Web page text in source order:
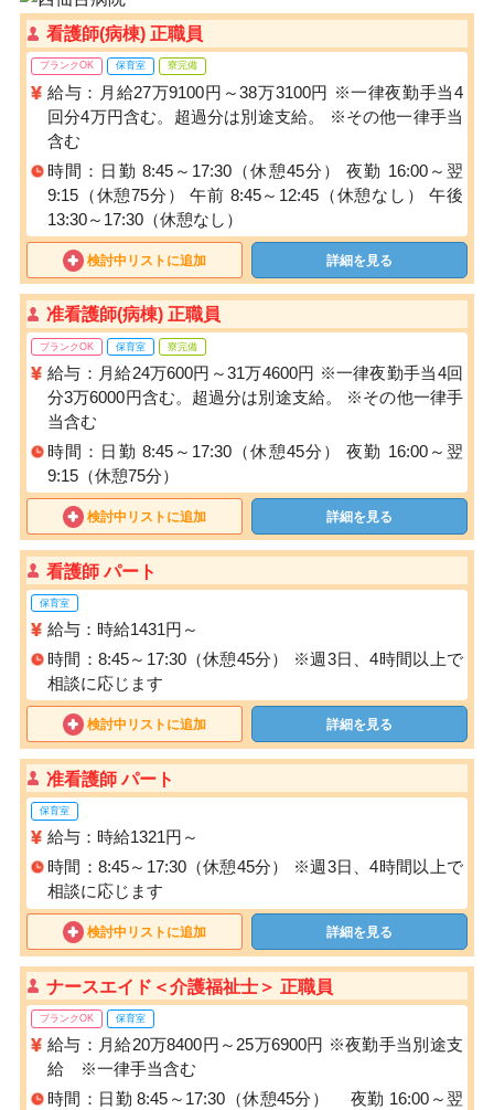
看護師(病棟) 正職員
ブランクOK 保育室 寮完備
給与：月給27万9100円～38万3100円 ※一律夜勤手当4
回分4万円含む。超過分は別途支給。 ※その他一律手当
含む
時間：日勤 8:45～17:30（休憩45分） 夜勤 16:00～翌
9:15（休憩75分） 午前 8:45～12:45（休憩なし） 午後
13:30～17:30（休憩なし）
検討中リストに追加 詳細を見る
准看護師(病棟) 正職員
ブランクOK 保育室 寮完備
給与：月給24万600円～31万4600円 ※一律夜勤手当4回
分3万6000円含む。超過分は別途支給。 ※その他一律手
当含む
時間：日勤 8:45～17:30（休憩45分） 夜勤 16:00～翌
9:15（休憩75分）
検討中リストに追加 詳細を見る
看護師 パート
保育室
給与：時給1431円～
時間：8:45～17:30（休憩45分） ※週3日、4時間以上で
相談に応じます
検討中リストに追加 詳細を見る
准看護師 パート
保育室
給与：時給1321円～
時間：8:45～17:30（休憩45分） ※週3日、4時間以上で
相談に応じます
検討中リストに追加 詳細を見る
ナースエイド＜介護福祉士＞ 正職員
ブランクOK 保育室
給与：月給20万8400円～25万6900円 ※夜勤手当別途支
給 ※一律手当含む
時間：日勤 8:45～17:30（休憩45分） 夜勤 16:00～翌